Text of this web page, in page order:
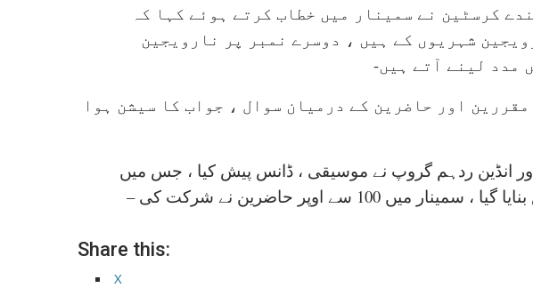
کرسٹین نے سمینار میں خطاب کرتے ہوئے کہا کہ
شہریوں کے ہیں ، دوسرے نمبر پر نارویجین
مدد لینے آتے ہیں-
اور حاضرین کے درمیان سوال ، جواب کا سیشن ہوا
انڈین ردہم گروپ نے موسیقی ، ڈانس پیش کیا ، جس میں
سے اوپر حاضرین نے شرکت کی –
Share this:
X